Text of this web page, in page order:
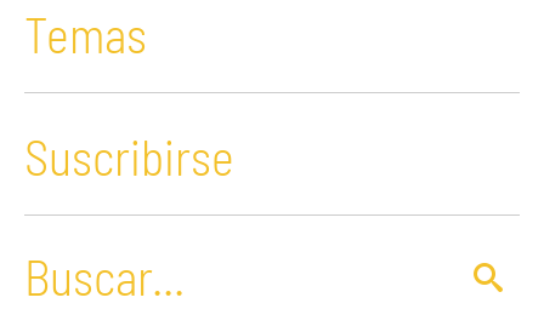
Temas
Suscribirse